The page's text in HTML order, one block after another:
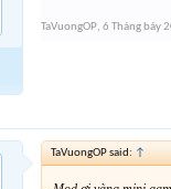
TaVuongOP, 6 Tháng bảy
TaVuongOP said: ↑